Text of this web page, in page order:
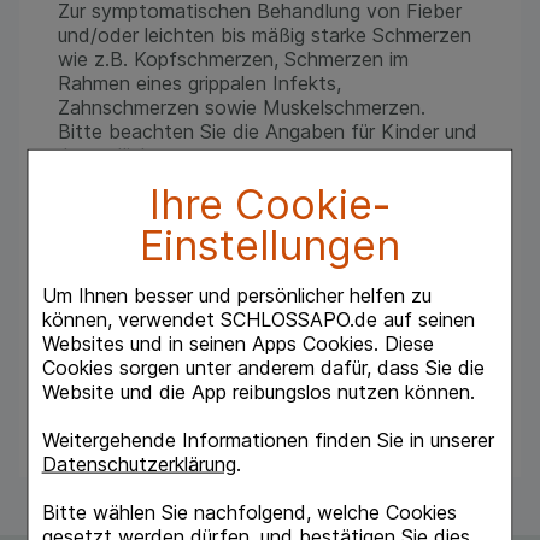
Ihre Cookie-
Einstellungen
Um Ihnen besser und persönlicher helfen zu
können, verwendet SCHLOSSAPO.de auf seinen
Websites und in seinen Apps Cookies. Diese
Cookies sorgen unter anderem dafür, dass Sie die
Website und die App reibungslos nutzen können.
Weitergehende Informationen finden Sie in unserer
Datenschutzerklärung.
Bitte wählen Sie nachfolgend, welche Cookies
Zur symptomatischen Behandlung von Fieber
und/oder leichten bis mäßig starke Schmerzen
wie z.B. Kopfschmerzen, Schmerzen im
Rahmen eines grippalen Infekts,
Zahnschmerzen sowie Muskelschmerzen.
Bitte beachten Sie die Angaben für Kinder und
Jugendliche.
Enthält Natriumcarbonat.
Bei Schmerzen oder Fieber ohne ärztlichen Rat
nicht länger anwenden als in der
Packungsbeilage vorgegeben!
Bei Schmerzen oder Fieber ohne ärztlichen Rat
nicht länger anwenden als in der